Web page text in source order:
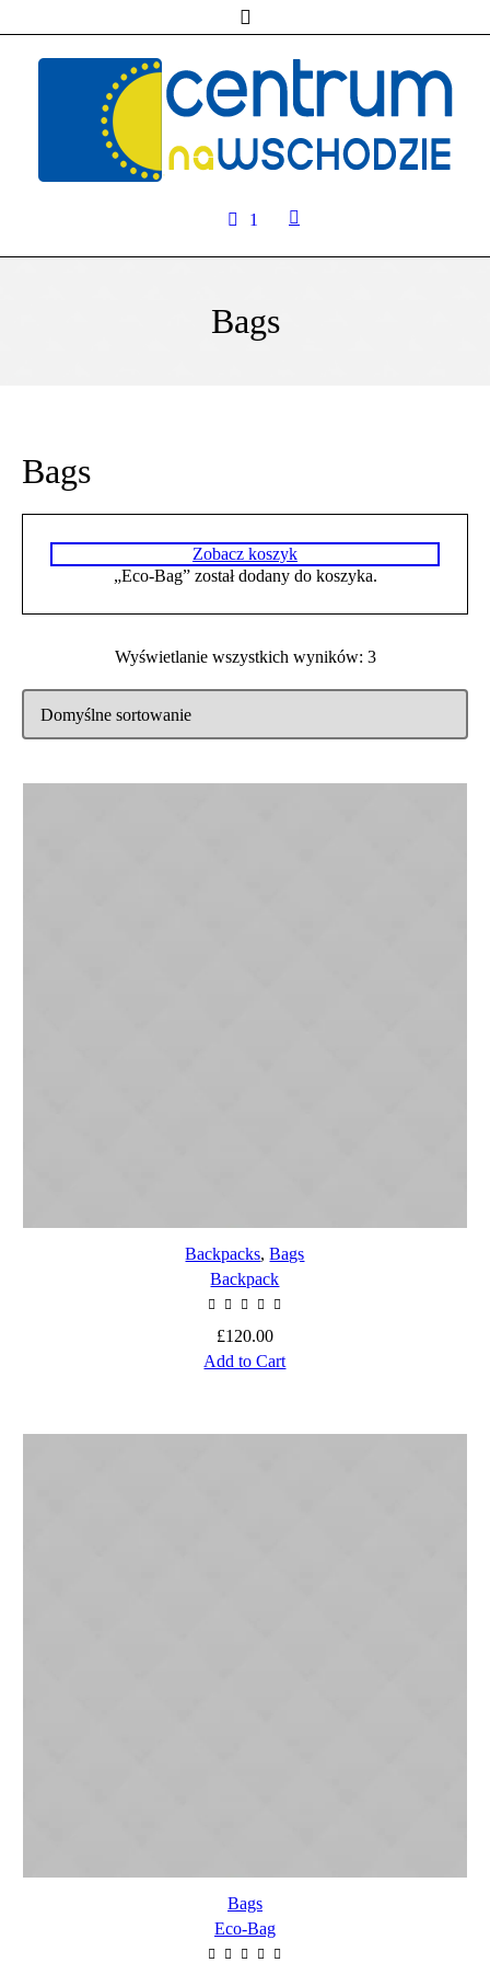
1
Bags
Bags
Zobacz koszyk
„Eco-Bag” został dodany do koszyka.
Wyświetlanie wszystkich wyników: 3
Backpacks,Bags
Backpack
£120.00
Add to Cart
Bags
Eco-Bag